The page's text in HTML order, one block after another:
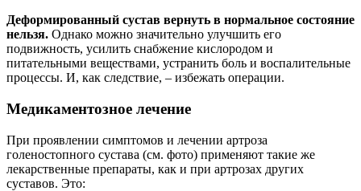
Деформированный сустав вернуть в нормальное состояние
нельзя. Однако можно значительно улучшить его
подвижность, усилить снабжение кислородом и
питательными веществами, устранить боль и воспалительные
процессы. И, как следствие, – избежать операции.
Медикаментозное лечение
При проявлении симптомов и лечении артроза
голеностопного сустава (см. фото) применяют такие же
лекарственные препараты, как и при артрозах других
суставов. Это: